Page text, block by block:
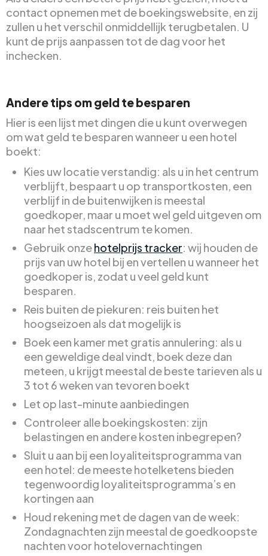
contact opnemen met de boekingswebsite, en zij
zullen u het verschil onmiddellijk terugbetalen. U
kunt de prijs aanpassen tot de dag voor het
inchecken.
Andere tips om geld te besparen
Hier is een lijst met dingen die u kunt overwegen
om wat geld te besparen wanneer u een hotel
boekt:
Kies uw locatie verstandig: als u in het centrum
verblijft, bespaart u op transportkosten, een
verblijf in de buitenwijken is meestal
goedkoper, maar u moet wel geld uitgeven om
naar het stadscentrum te komen.
Gebruik onzehotelprijs tracker: wij houden de
prijs van uw hotel bij en vertellen u wanneer het
goedkoper is, zodat u veel geld kunt
besparen.
Reis buiten de piekuren: reis buiten het
hoogseizoen als dat mogelijk is
Boek een kamer met gratis annulering: als u
een geweldige deal vindt, boek deze dan
meteen, u krijgt meestal de beste tarieven als u
3 tot 6 weken van tevoren boekt
Let op last-minute aanbiedingen
Controleer alle boekingskosten: zijn
belastingen en andere kosten inbegrepen?
Sluit u aan bij een loyaliteitsprogramma van
een hotel: de meeste hotelketens bieden
tegenwoordig loyaliteitsprogramma’s en
kortingen aan
Houd rekening met de dagen van de week:
Zondagnachten zijn meestal de goedkoopste
nachten voor hotelovernachtingen